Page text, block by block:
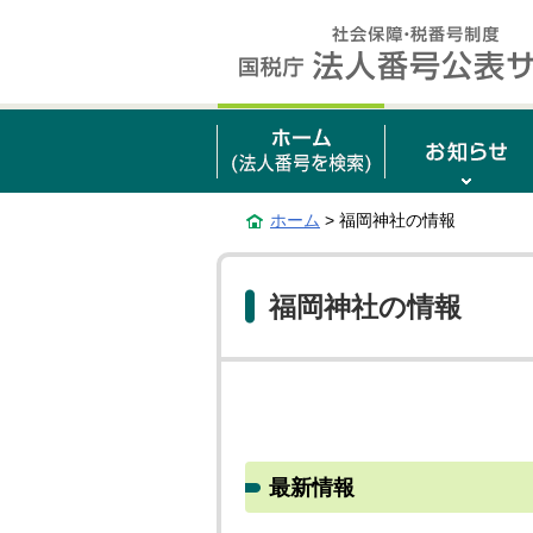
ホーム > 福岡神社の情報
福岡神社の情報
最新情報